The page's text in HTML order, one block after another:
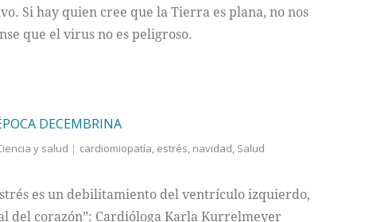
Si hay quien cree que la Tierra es plana, no nos
que el virus no es peligroso.
DECEMBRINA
y salud cardiomiopatía, estrés, navidad, Salud
es un debilitamiento del ventrículo izquierdo,
del corazón”: Cardióloga Karla Kurrelmeyer